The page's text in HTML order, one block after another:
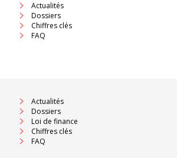
Actualités
Dossiers
Chiffres clés
FAQ
Actualités
Dossiers
Loi de finance
Chiffres clés
FAQ